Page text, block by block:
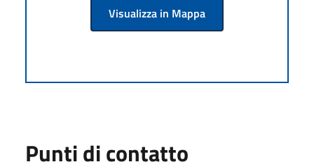
Visualizza in Mappa
Punti di contatto